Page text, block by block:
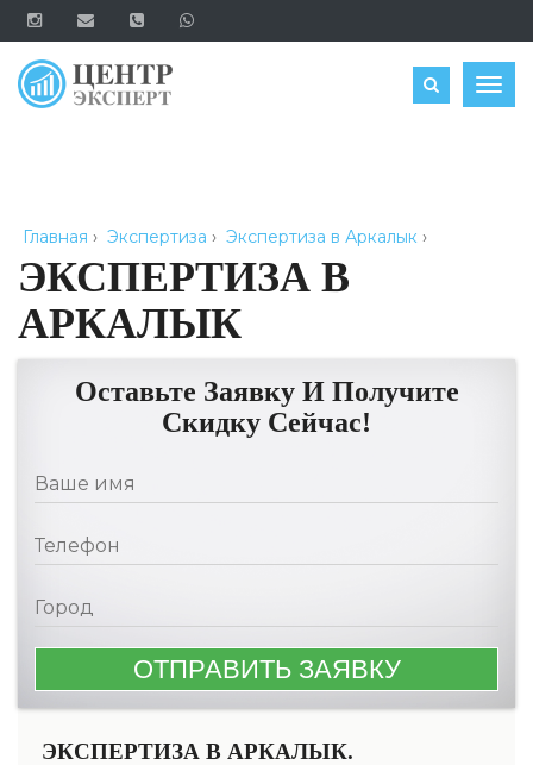
ОЦЕНИТЬ
Главная › Экспертиза › Экспертиза в Аркалык ›
ЭКСПЕРТИЗА В
АРКАЛЫК
Оставьте Заявку И Получите
Скидку Сейчас!
ЭКСПЕРТИЗА В АРКАЛЫК.